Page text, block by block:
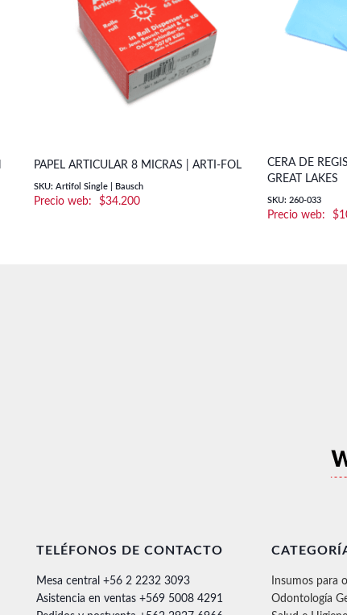
PAPEL ARTICULAR 8 MICRAS | ARTI-FOL
SKU: Artifol Single | Bausch
$34.200
CERA DE
GREAT LAKES
SKU: 260-033
$
TELÉFONOS DE CONTACTO
Mesa central +56 2 2232 3093
Asistencia en ventas +569 5008 4291
Insumos para
Odontología